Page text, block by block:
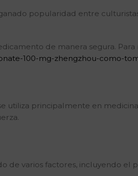
popularidad entre
de manera segura.
100-mg-zhengzhou-como-
utiliza principalmente en
varios factores, incluyendo el